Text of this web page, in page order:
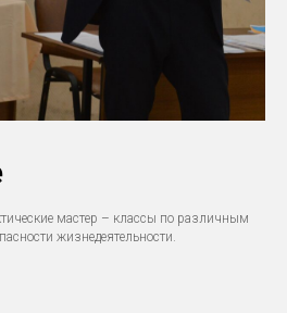
мастер – классы по различным
жизнедеятельности.